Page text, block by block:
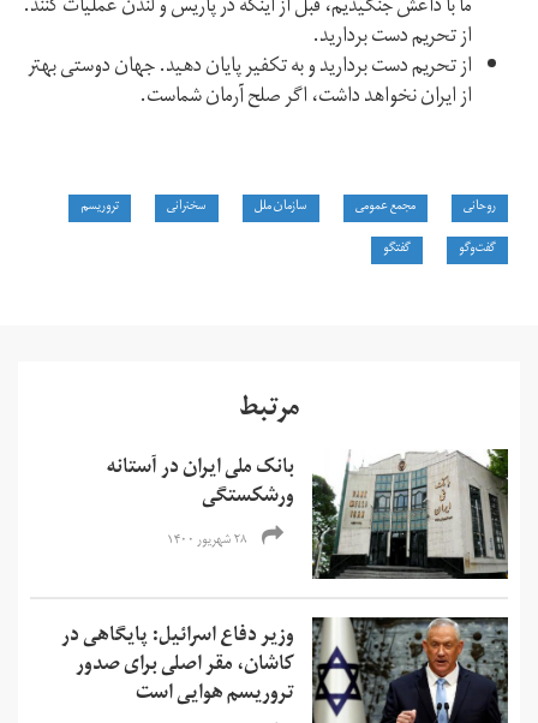
از تحریم دست بردارید.
از تحریم دست بردارید و به تکفیر پایان دهید. جهان دوستی بهتر
از ایران نخواهد داشت، اگر صلح آرمان شماست.
روحانی مجمع عمومی سازمان ملل سخنرانی
تروریسم
گفت‌وگو
گفتگو
مرتبط
بانک ملی ایران در آستانه
ورشکستگی
۲۸ شهریور ۱۴۰۰
وزیر دفاع اسرائیل: پایگاهی در
کاشان، مقر اصلی برای صدور
تروریسم هوایی است